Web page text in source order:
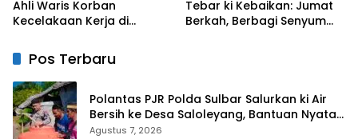
Ahli Waris Korban
Kecelakaan Kerja di
BPJS Ketenagakerjaan
Tebar ki Kebaikan: Jumat
Berkah, Berbagi Senyum
Pos Terbaru
Polantas PJR Polda Sulbar Salurkan ki Air
Bersih ke Desa Saloleyang, Bantuan Nyata
di Tengah Musim Kemarau
Agustus 7, 2026